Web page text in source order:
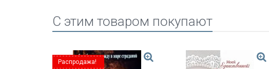
C этим товаром покупают
Распродажа!